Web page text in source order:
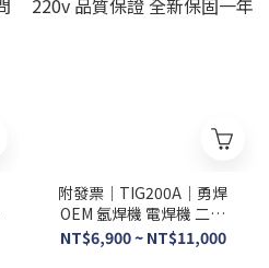
附發票｜TIG200A｜勇焊
OEM 氬焊機 電焊機 二用
220v 品質保證 全新保固一年
NT$6,900 ~ NT$11,000